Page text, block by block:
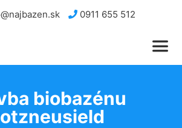
0911 655 512
biobazénu